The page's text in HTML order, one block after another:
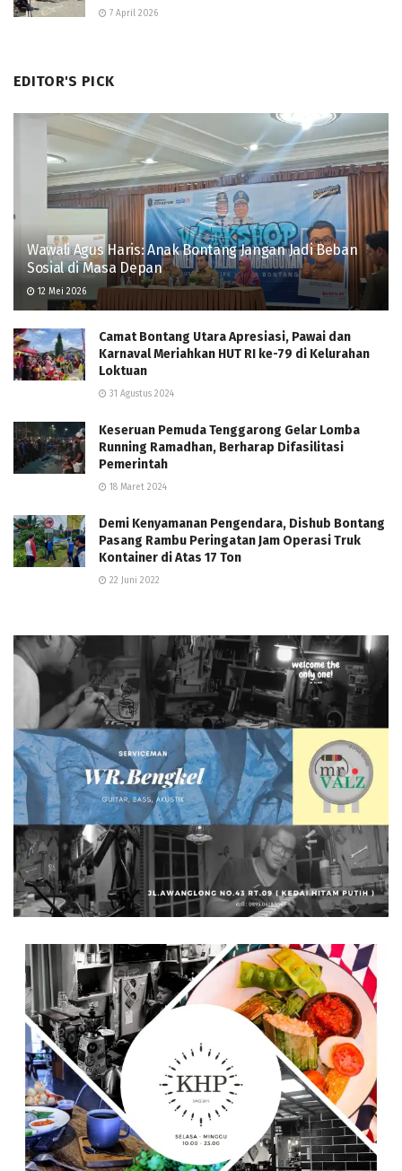
7 April 2026
EDITOR'S PICK
Wawali Agus Haris: Anak Bontang Jangan Jadi Beban
Sosial di Masa Depan
12 Mei 2026
Camat Bontang Utara Apresiasi, Pawai dan
Karnaval Meriahkan HUT RI ke-79 di Kelurahan
Loktuan
31 Agustus 2024
Keseruan Pemuda Tenggarong Gelar Lomba
Running Ramadhan, Berharap Difasilitasi
Pemerintah
18 Maret 2024
Demi Kenyamanan Pengendara, Dishub Bontang
Pasang Rambu Peringatan Jam Operasi Truk
Kontainer di Atas 17 Ton
22 Juni 2022